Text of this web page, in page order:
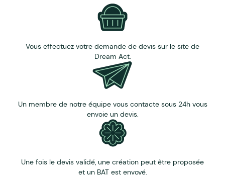
Résistance aux chocs.
Marquage : gravure laser.
Vous effectuez votre demande de devis sur le site de
Dream Act.
Un membre de notre équipe vous contacte sous 24h vous
envoie un devis.
Une fois le devis validé, une création peut être proposée
et un BAT est envoyé.